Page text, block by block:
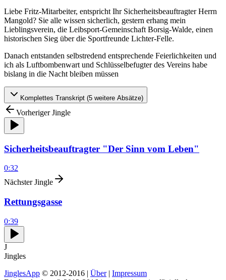
Liebe Fritz-Mitarbeiter, entspricht Ihr Sicherheitsbeauftragter Herrn
Mangold? Sie alle wissen sicherlich, gestern erhang mein
Lieblingsverein, die Leibsport-Gemeinschaft Borsig-Walde, einen
historischen Sieg über die Sportfreunde Lichter-Felle.
Danach entstanden selbstredend entsprechende Feierlichkeiten und
ich als Luftbombenwart und Schlüsselbefugter des Vereins habe
bislang in die Nacht bleiben müssen
Komplettes Transkript (5 weitere Absätze)
Vorheriger Jingle
Sicherheitsbeauftragter "Der Sinn vom Leben"
0:32
Nächster Jingle
Rettungsgasse
0:39
J
Jingles
JinglesApp © 2012-2016 | Über| Impressum